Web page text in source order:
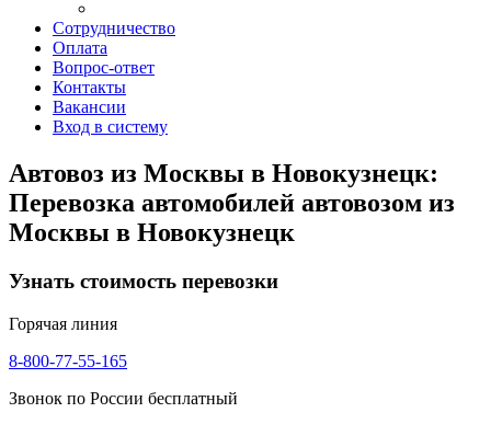
Сотрудничество
Оплата
Вопрос-ответ
Контакты
Вакансии
Вход в систему
Автовоз из Москвы в Новокузнецк:
Перевозка автомобилей автовозом из
Москвы в Новокузнецк
Узнать стоимость перевозки
Горячая линия
8-800-77-55-165
Звонок по России бесплатный